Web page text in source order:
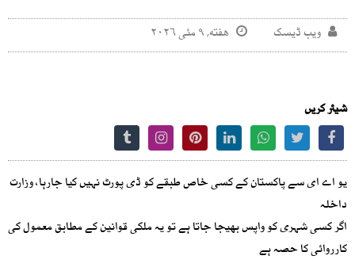
ویب ڈیسک هفته, ۹ مئی ۲۰۲۶
شیئر کریں
یو اے ای سے پاکستان کے کسی خاص طبقے کو ڈی پورٹ نہیں کیا جارہا، وزارت
داخلہ
اگر کسی شہری کو واپس بھیجا جاتا ہے تو یہ ملکی قوانین کے مطابق معمول کی
کارروائی کا حصہ ہے